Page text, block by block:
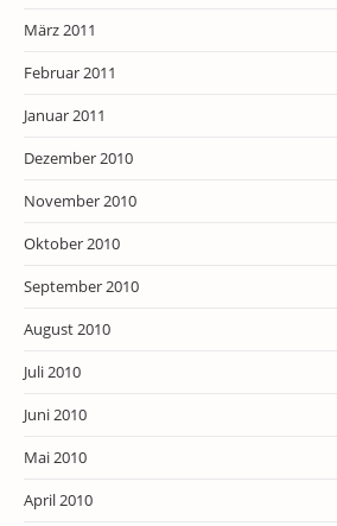
März 2011
Februar 2011
Januar 2011
Dezember 2010
November 2010
Oktober 2010
September 2010
August 2010
Juli 2010
Juni 2010
Mai 2010
April 2010